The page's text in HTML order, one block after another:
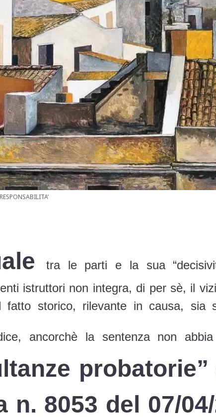
tra le parti e la sua
istruttori non integra, di per sè, il
fatto storico, rilevante in causa, sia
ancorchè la sentenza non
probatorie”
n. 8053 del 07/